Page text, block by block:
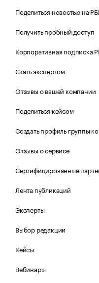
Поделиться новостью на
Получить пробный доступ
Корпоративная подписка
Стать экспертом
Отзывы о вашей компании
Поделиться кейсом
Создать профиль группы
Отзывы о сервисе
Сертифицированные
Лента публикаций
Эксперты
Выбор редакции
Кейсы
Вебинары